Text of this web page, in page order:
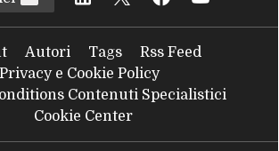
Autori Tags
Rss Feed
Privacy e Cookie Policy
Contenuti Specialistici
Cookie Center